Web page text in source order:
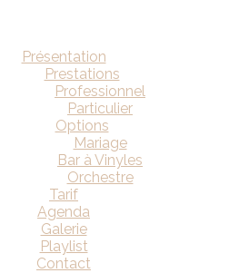
Présentation
Prestations
Professionnel
Particulier
Options
Mariage
Bar à Vinyles
Orchestre
Tarif
Agenda
Galerie
Playlist
Contact